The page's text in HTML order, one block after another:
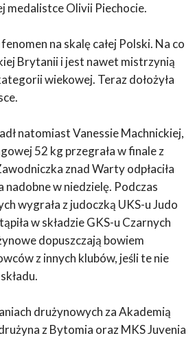
medalistce Olivii Piechocie.
na skalę całej Polski. Na co
Brytanii i jest nawet mistrzynią
wiekowej. Teraz dołożyła
natomiast Vanessie Machnickiej,
52 kg przegrała w finale z
znad Warty odpłaciła
nadobne w niedzielę. Podczas
wygrała z judoczką UKS-u Judo
w składzie GKS-u Czarnych
dopuszczają bowiem
z innych klubów, jeśli te nie
drużynowych za Akademią
z Bytomia oraz MKS Juvenia